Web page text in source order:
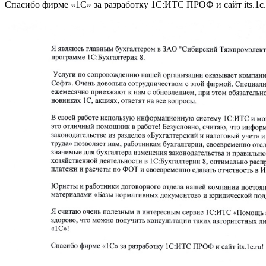
Спасибо фирме «1С» за разработку 1С:ИТС ПРОФ и сайт